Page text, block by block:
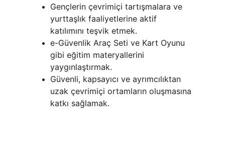
Gençlerin çevrimiçi tartışmalara ve
yurttaşlık faaliyetlerine aktif
katılımını teşvik etmek.
e-Güvenlik Araç Seti ve Kart Oyunu
gibi eğitim materyallerini
yaygınlaştırmak.
Güvenli, kapsayıcı ve ayrımcılıktan
uzak çevrimiçi ortamların oluşmasına
katkı sağlamak.